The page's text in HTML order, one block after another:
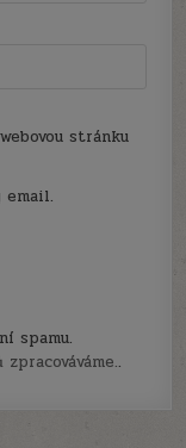
stránku
spamu.
.